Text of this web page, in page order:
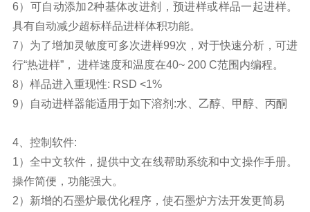
6）可自动添加2种基体改进剂，预进样或样品一起进样。
具有自动减少超标样品进样体积功能。
7）为了增加灵敏度可多次进样99次，对于快速分析，可进
行“热进样”， 进样速度和温度在40~ 200 C范围内编程。
8）样品进入重现性: RSD <1%
9）自动进样器能适用于如下溶剂:水、乙醇、甲醇、丙酮
4、控制软件:
1）全中文软件，提供中文在线帮助系统和中文操作手册。
操作简便，功能强大。
2）新增的石墨炉最优化程序，使石墨炉方法开发更简易